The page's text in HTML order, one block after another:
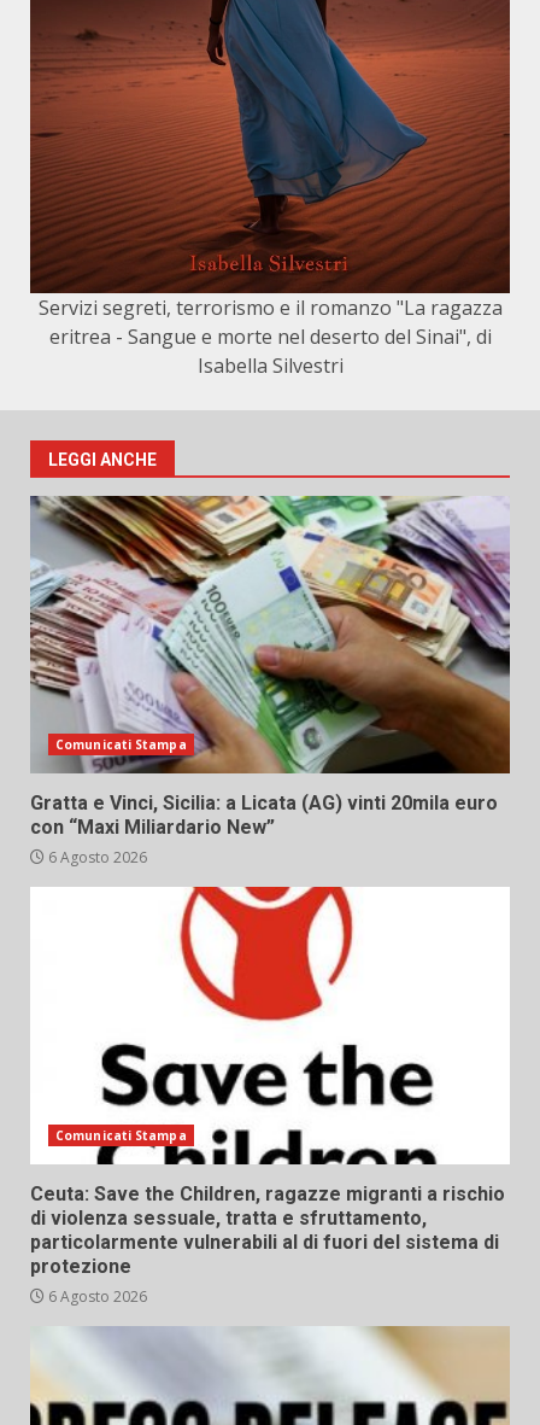
Servizi segreti, terrorismo e il romanzo "La ragazza
eritrea - Sangue e morte nel deserto del Sinai", di
Isabella Silvestri
LEGGI ANCHE
Comunicati Stampa
Gratta e Vinci, Sicilia: a Licata (AG) vinti 20mila euro
con “Maxi Miliardario New”
6 Agosto 2026
Comunicati Stampa
Ceuta: Save the Children, ragazze migranti a rischio
di violenza sessuale, tratta e sfruttamento,
particolarmente vulnerabili al di fuori del sistema di
protezione
6 Agosto 2026